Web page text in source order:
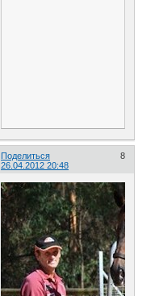
Поделиться
8
26.04.2012 20:48